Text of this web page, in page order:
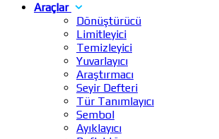
Araçlar
Dönüştürücü
Limitleyici
Temizleyici
Yuvarlayıcı
Araştırmacı
Seyir Defteri
Tür Tanımlayıcı
Sembol
Ayıklayıcı